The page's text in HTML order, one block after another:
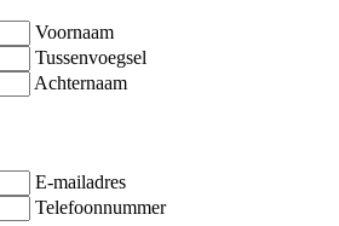
Voornaam
Tussenvoegsel
Achternaam
E-mailadres
Telefoonnummer